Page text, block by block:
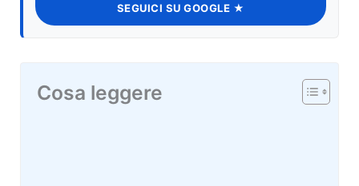
SEGUICI SU GOOGLE ★
Cosa leggere